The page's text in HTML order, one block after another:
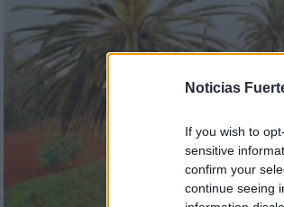
Noticias
If you wish to
sensitive
confirm your
continue seeing